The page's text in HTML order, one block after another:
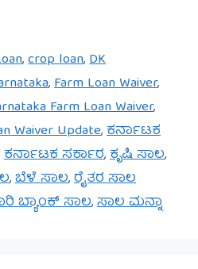
,crop loan,DK
,Farm Loan Waiver,
Farm Loan Waiver,
Waiver Update,ಕರ್ನಾಟಕ
ಕರ್ನಾಟಕ ಸರ್ಕಾರ,ಕೃಷಿ ಸಾಲ,
,ಬೆಳೆ ಸಾಲ,ರೈತರ ಸಾಲ
ಬ್ಯಾಂಕ್ ಸಾಲ,ಸಾಲ ಮನ್ನಾ